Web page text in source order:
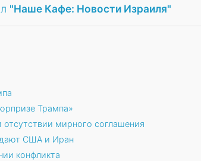
"Наше Кафе: Новости Израиля"
Трампа»
мирного соглашения
США и Иран
конфликта